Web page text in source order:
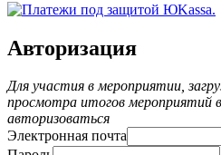
Авторизация
Для участия в мероприятии,
просмотра итогов мероприятий
авторизоваться
Электронная почта